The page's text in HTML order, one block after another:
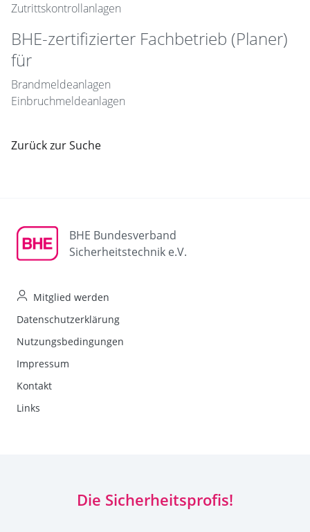
Zutrittskontrollanlagen
BHE-zertifizierter Fachbetrieb (Planer)
für
Brandmeldeanlagen
Einbruchmeldeanlagen
Zurück zur Suche
BHE Bundesverband
Sicherheitstechnik e.V.
Mitglied werden
Datenschutzerklärung
Nutzungsbedingungen
Impressum
Kontakt
Links
Die Sicherheitsprofis!